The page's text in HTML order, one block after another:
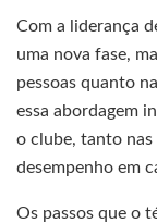
Com a liderança
uma nova fase,
pessoas quanto
essa abordagem
o clube, tanto
desempenho em
Os passos que o